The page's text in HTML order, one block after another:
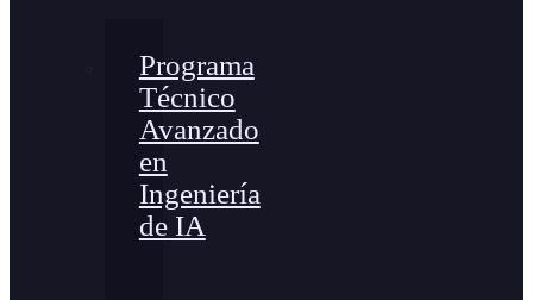
Programa
Técnico
Avanzado
en
Ingeniería
de IA